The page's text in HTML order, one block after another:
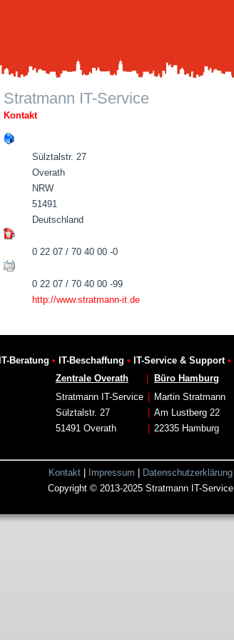
Stratmann IT-Service
Kontakt
Sülztalstr. 27
Overath
NRW
51491
Deutschland
0 22 07 / 70 40 00 -0
0 22 07 / 70 40 00 -99
http://www.stratmann-it.de
IT-Beratung • IT-Beschaffung • IT-Service & Support •
Zentrale Overath
Büro Hamburg
Stratmann IT-Service
Sülztalstr. 27
51491 Overath
Martin Stratmann
Am Lustberg 22
22335 Hamburg
Kontakt Impressum
Datenschutzerklärung
Copyright © 2013-2025 Stratmann IT-Service